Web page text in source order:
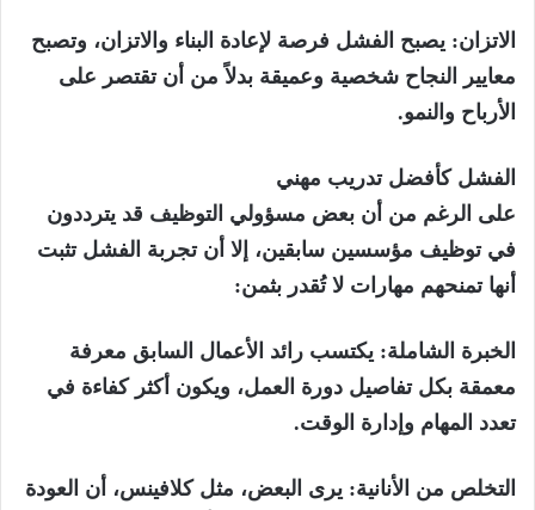
الاتزان: يصبح الفشل فرصة لإعادة البناء والاتزان، وتصبح
معايير النجاح شخصية وعميقة بدلاً من أن تقتصر على
الأرباح والنمو.
الفشل كأفضل تدريب مهني
على الرغم من أن بعض مسؤولي التوظيف قد يترددون
في توظيف مؤسسين سابقين، إلا أن تجربة الفشل تثبت
أنها تمنحهم مهارات لا تُقدر بثمن:
الخبرة الشاملة: يكتسب رائد الأعمال السابق معرفة
معمقة بكل تفاصيل دورة العمل، ويكون أكثر كفاءة في
تعدد المهام وإدارة الوقت.
التخلص من الأنانية: يرى البعض، مثل كلافينس، أن العودة